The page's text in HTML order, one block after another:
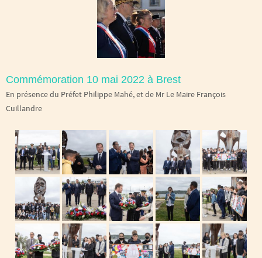
Commémoration 10 mai 2022 à Brest
En présence du Préfet Philippe Mahé, et de Mr Le Maire François
Cuillandre